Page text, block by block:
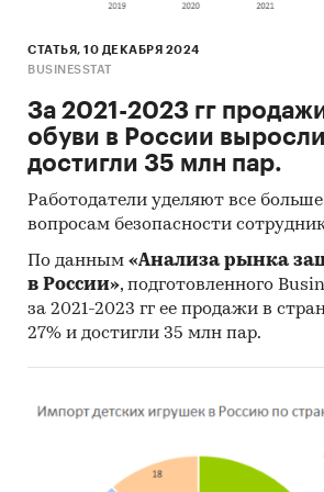
экспорта и импорта
запасы защитной обуви
Приведены финансовые
производителей защитной
ГК Авангард Сэйфети, Компания
Легпромразвитие,
Парижская Коммуна,
Трансинсервис, Факел-
Энергоконтракт и др.
зарубежных получателей
СТАТЬЯ, 10 ДЕКАБРЯ 2024
BUSINESSTAT
За 2021-2023 гг
обуви в России
достигли 35 млн пар.
Работодатели уделяют все
вопросам безопасности
По данным «Анализа рынка
в России», подготовленного
за 2021-2023 гг ее продажи в
27% и достигли 35 млн пар.